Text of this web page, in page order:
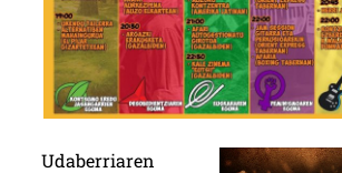
Udaberriaren